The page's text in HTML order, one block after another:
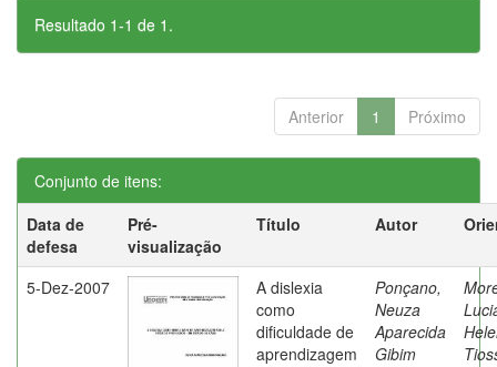
Resultado 1-1 de 1.
Anterior 1 Próximo
Conjunto de itens:
Data de
defesa
Pré-
visualização
Título Autor
5-Dez-2007
A dislexia
como
dificuldade de
aprendizagem
Ponçano,
Neuza
Aparecida
Gibim